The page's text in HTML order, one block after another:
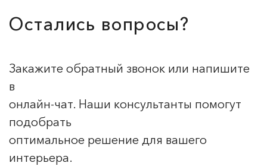
Остались вопросы?
Закажите обратный звонок или напишите
в
онлайн-чат. Наши консультанты помогут
подобрать
оптимальное решение для вашего
интерьера.